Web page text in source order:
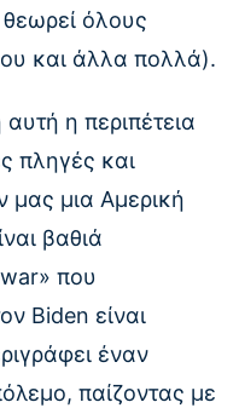
όλους
και άλλα πολλά).
η περιπέτεια
πληγές και
μια Αμερική
βαθιά
που
Biden είναι
έναν
παίζοντας με